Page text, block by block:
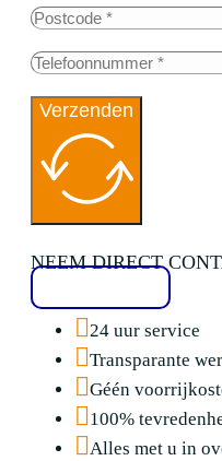
Verzenden
NEEM DIRECT
24 uur service
Transparante
Géén
100%
Alles met u in